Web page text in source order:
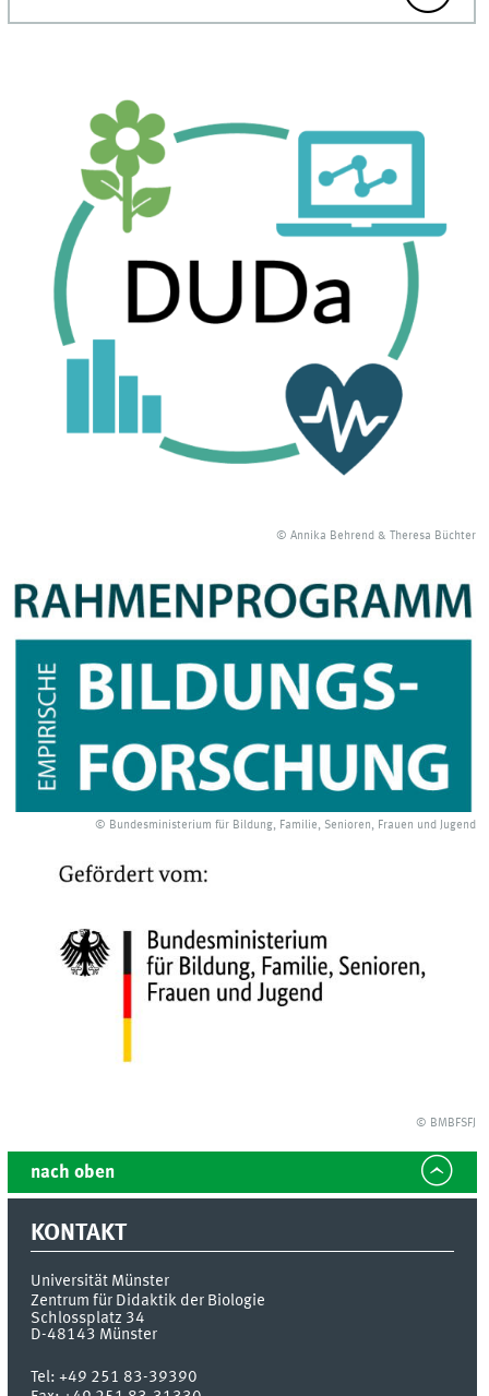
© Annika Behrend & Theresa Büchter
© Bundesministerium für Bildung, Familie, Senioren, Frauen und Jugend
© BMBFSFJ
nach oben
KONTAKT
Universität Münster
Zentrum für Didaktik der Biologie
Schlossplatz 34
D-48143 Münster
Tel:+49 251 83-39390